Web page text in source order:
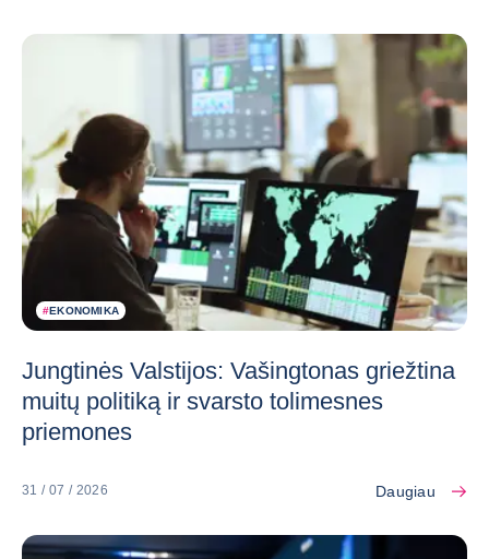
#EKONOMIKA
Jungtinės Valstijos: Vašingtonas griežtina
muitų politiką ir svarsto tolimesnes
priemones
31 / 07 / 2026 Daugiau